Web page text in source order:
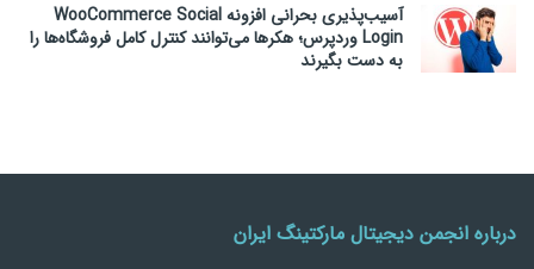
آسیب‌پذیری بحرانی افزونه WooCommerce Social
Login وردپرس؛ هکرها می‌توانند کنترل کامل فروشگاه‌ها را
به دست بگیرند
درباره انجمن دیجیتال مارکتینگ ایران